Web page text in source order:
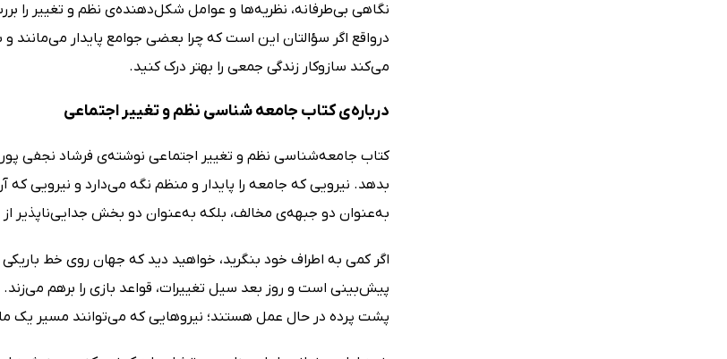
نگاهی بی‌طرفانه، نظریه‌ها و عوامل شکل‌دهنده‌ی نظم و تغییر را
درواقع اگر سؤالتان این است که چرا بعضی جوامع پایدار
می‌کند سازوکار زندگی جمعی را بهتر درک کنید.
درباره‌ی کتاب جامعه شناسی نظم و تغییر اجتماعی
کتاب جامعه‌شناسی نظم و تغییر اجتماعی نوشته‌ی فرشاد نجفی
بدهد. نیرویی که جامعه را پایدار و منظم نگه می‌دارد و نیرویی
به‌عنوان دو جبهه‌ی مخالف، بلکه به‌عنوان دو بخش جدایی‌ناپذیر
اگر کمی به اطراف خود بنگرید، خواهید دید که جهان روی خط
پیش‌بینی است و روز بعد سیل تغییرات، قواعد بازی را برهم می‌زند.
پشت پرده در حال عمل هستند؛ نیروهایی که می‌توانند مسیر یک